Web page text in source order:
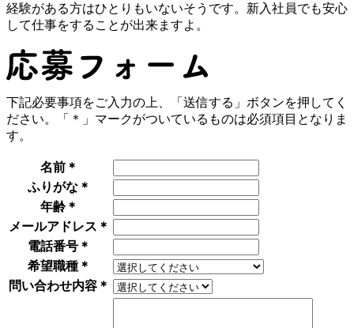
経験がある方はひとりもいないそうです。新入社員でも安心
して仕事をすることが出来ますよ。
下記必要事項をご入力の上、「送信する」ボタンを押してく
ださい。「＊」マークがついているものは必須項目となりま
す。
名前 ＊
ふりがな ＊
年齢 ＊
メールアドレス ＊
電話番号 ＊
希望職種 ＊
問い合わせ内容 ＊